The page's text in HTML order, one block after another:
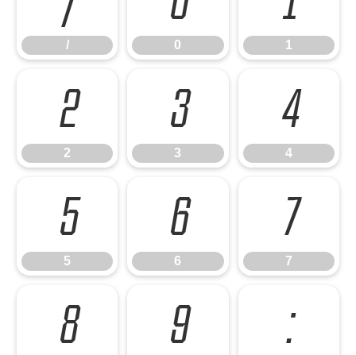
/ 0 1
2
2
3
3
4
4
5
5
6
6
7
7
8 9 :